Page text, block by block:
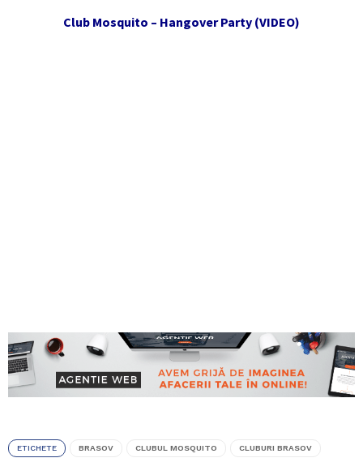
Club Mosquito – Hangover Party (VIDEO)
ETICHETE BRASOV CLUBUL MOSQUITO CLUBURI BRASOV